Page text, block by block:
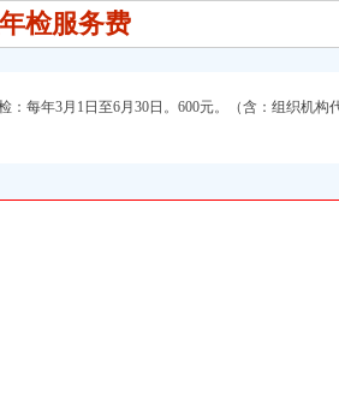
检服务费
每年3月1日至6月30日。600元。（含：组织机构